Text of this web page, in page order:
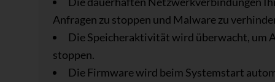
Anfragen zu stoppen und Malware zu
Die Speicheraktivität wird überwacht, um
stoppen.
Die Firmware wird beim Systemstart